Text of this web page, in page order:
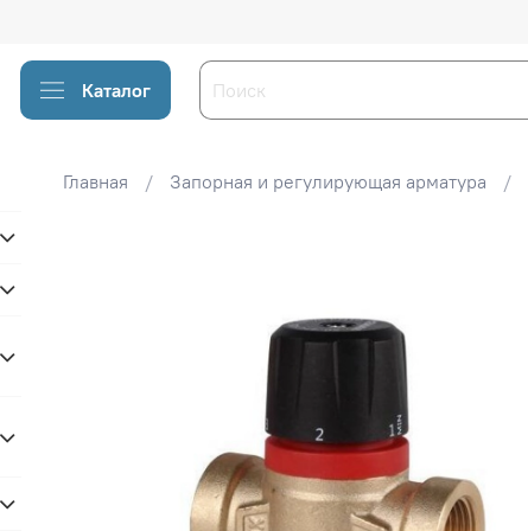
Каталог
Главная Запорная и регулирующая арматура